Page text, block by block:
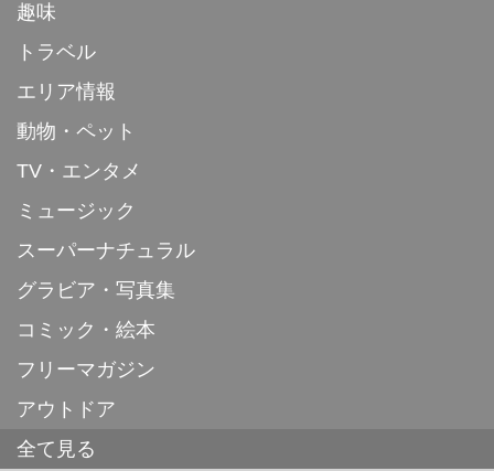
趣味
トラベル
エリア情報
動物・ペット
TV・エンタメ
ミュージック
スーパーナチュラル
グラビア・写真集
コミック・絵本
フリーマガジン
アウトドア
全て見る